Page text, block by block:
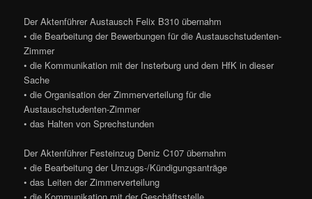
Der Aktenführer Austausch Felix B310 übernahm
• die Bearbeitung der Bewerbungen für die Austauschstudenten-
Zimmer
• die Kommunikation mit der Insterburg und dem HfK in dieser
Sache
• die Organisation der Zimmerverteilung für die
Austauschstudenten-Zimmer
• das Halten von Sprechstunden
Der Aktenführer Festeinzug Deniz C107 übernahm
• die Bearbeitung der Umzugs-/Kündigungsanträge
• das Leiten der Zimmerverteilung